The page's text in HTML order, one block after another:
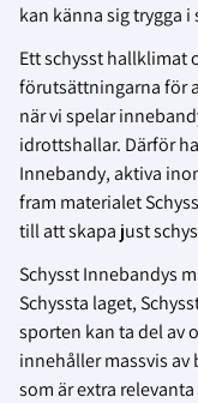
kan känna sig trygga
Ett schysst hallklimat
förutsättningarna för
när vi spelar
idrottshallar. Därför
Innebandy, aktiva
fram materialet
till att skapa just
Schysst Innebandys
Schyssta laget,
sporten kan ta del av
innehåller massvis
som är extra